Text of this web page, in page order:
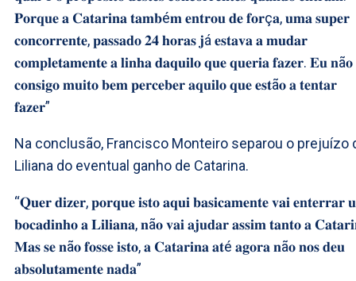
𝐏𝐨𝐫𝐪𝐮𝐞 𝐚 𝐂𝐚𝐭𝐚𝐫𝐢𝐧𝐚 𝐭𝐚𝐦𝐛é𝐦 𝐞𝐧𝐭𝐫𝐨𝐮 𝐝𝐞 𝐟𝐨𝐫ç𝐚, 𝐮𝐦𝐚 𝐬𝐮𝐩𝐞𝐫
𝐜𝐨𝐧𝐜𝐨𝐫𝐫𝐞𝐧𝐭𝐞, 𝐩𝐚𝐬𝐬𝐚𝐝𝐨 𝟐𝟒 𝐡𝐨𝐫𝐚𝐬 𝐣á 𝐞𝐬𝐭𝐚𝐯𝐚 𝐚 𝐦𝐮𝐝𝐚𝐫
𝐜𝐨𝐦𝐩𝐥𝐞𝐭𝐚𝐦𝐞𝐧𝐭𝐞 𝐚 𝐥𝐢𝐧𝐡𝐚 𝐝𝐚𝐪𝐮𝐢𝐥𝐨 𝐪𝐮𝐞 𝐪𝐮𝐞𝐫𝐢𝐚 𝐟𝐚𝐳𝐞𝐫. 𝐄𝐮 𝐧ã𝐨
𝐜𝐨𝐧𝐬𝐢𝐠𝐨 𝐦𝐮𝐢𝐭𝐨 𝐛𝐞𝐦 𝐩𝐞𝐫𝐜𝐞𝐛𝐞𝐫 𝐚𝐪𝐮𝐢𝐥𝐨 𝐪𝐮𝐞 𝐞𝐬𝐭ã𝐨 𝐚 𝐭𝐞𝐧𝐭𝐚𝐫
𝐟𝐚𝐳𝐞𝐫”
Na conclusão, Francisco Monteiro separou o prejuízo
Liliana do eventual ganho de Catarina.
“𝐐𝐮𝐞𝐫 𝐝𝐢𝐳𝐞𝐫, 𝐩𝐨𝐫𝐪𝐮𝐞 𝐢𝐬𝐭𝐨 𝐚𝐪𝐮𝐢 𝐛𝐚𝐬𝐢𝐜𝐚𝐦𝐞𝐧𝐭𝐞 𝐯𝐚𝐢 𝐞𝐧𝐭𝐞𝐫𝐫𝐚𝐫
𝐛𝐨𝐜𝐚𝐝𝐢𝐧𝐡𝐨 𝐚 𝐋𝐢𝐥𝐢𝐚𝐧𝐚, 𝐧ã𝐨 𝐯𝐚𝐢 𝐚𝐣𝐮𝐝𝐚𝐫 𝐚𝐬𝐬𝐢𝐦 𝐭𝐚𝐧𝐭𝐨 𝐚
𝐌𝐚𝐬 𝐬𝐞 𝐧ã𝐨 𝐟𝐨𝐬𝐬𝐞 𝐢𝐬𝐭𝐨, 𝐚 𝐂𝐚𝐭𝐚𝐫𝐢𝐧𝐚 𝐚𝐭é 𝐚𝐠𝐨𝐫𝐚 𝐧ã𝐨 𝐧𝐨𝐬 𝐝𝐞𝐮
𝐚𝐛𝐬𝐨𝐥𝐮𝐭𝐚𝐦𝐞𝐧𝐭𝐞 𝐧𝐚𝐝𝐚”